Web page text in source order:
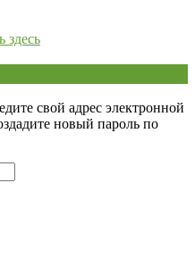
здесь
свой адрес электронной
новый пароль по